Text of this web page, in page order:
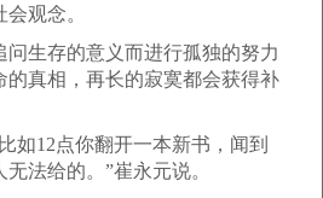
观念。
问生存的意义而进行孤独的努力
的真相，再长的寂寞都会获得补
如12点你翻开一本新书，闻到
法给的。”崔永元说。